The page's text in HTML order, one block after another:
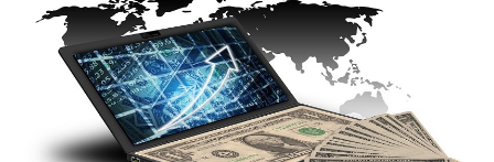
a